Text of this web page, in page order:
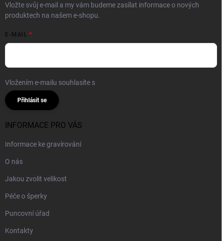
Vložte svůj e-mail a my vám budeme zasílat informace o nových
produktech na našem e-shopu.
E-MAIL
Vložením e-mailu souhlasíte s
Přihlásit se
INFORMACE PRO VÁS
Informace ke gravírování
O nás
Jakou zvolit velikost
Péče o šperky
Puncovní úřad
Kontakty